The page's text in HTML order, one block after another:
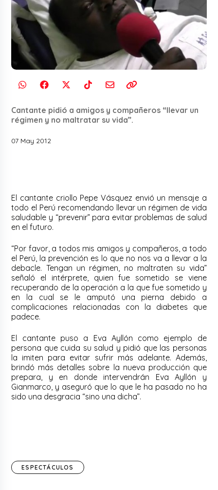
Cantante pidió a amigos y compañeros “llevar un
régimen y no maltratar su vida”.
07 May 2012
El cantante criollo Pepe Vásquez envió un mensaje a
todo el Perú recomendando llevar un régimen de vida
saludable y “prevenir” para evitar problemas de salud
en el futuro.
“Por favor, a todos mis amigos y compañeros, a todo
el Perú, la prevención es lo que no nos va a llevar a la
debacle. Tengan un régimen, no maltraten su vida”
señaló el intérprete, quien fue sometido se viene
recuperando de la operación a la que fue sometido y
en la cual se le amputó una pierna debido a
complicaciones relacionadas con la diabetes que
padece.
El cantante puso a Eva Ayllón como ejemplo de
persona que cuida su salud y pidió que las personas
la imiten para evitar sufrir más adelante. Además,
brindó más detalles sobre la nueva producción que
prepara, y en donde intervendrán Eva Ayllón y
Gianmarco, y aseguró que lo que le ha pasado no ha
sido una desgracia “sino una dicha”.
ESPECTÁCULOS